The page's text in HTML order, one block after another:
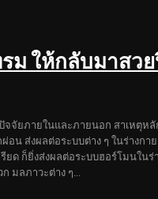
ม ให้กลับมาสว
จจัยภายในและภายนอก สาเหตุ
อน ส่งผลต่อระบบต่าง ๆ ในร่างก
ยด ก็ยิ่งส่งผลต่อระบบฮอร์โมนในร่
มลภาวะต่าง ๆ...